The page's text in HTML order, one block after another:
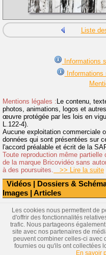
Vidéos | Dossiers &
Images | Articles
Liste
Informations
Mentions légales : Le contenu,
photos, animations, logos et
œuvre protégée par les lois en
L.122-4).
Aucune exploitation commerciale
données qui sont présentées sur
l'accord préalable et écrit de la
Toute reproduction même
de la marque Bricovidéo sans
à des poursuites.
>> Lire la suite
Les cookies nous permettent de
d'offrir des fonctionnalités
trafic. Nous partageons
site avec nos partenaires de
peuvent combiner celles-ci avec
fournies ou qu'ils ont collectées
En savoir